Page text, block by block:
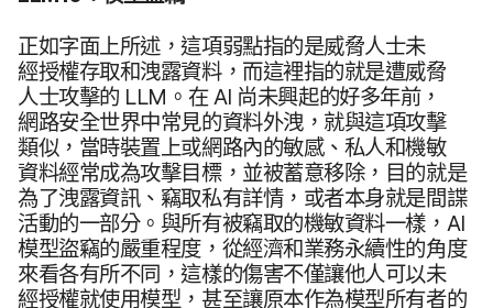
正如​字面​上​所述，​這​項​弱點指​的​是​威脅​人士​未​
經授權​存取​和​洩露​資料，​而​這​裡​指​的​就是​遭威脅​
人士​攻擊​的 LLM 。​在AI 尚未​興起​的​好多​年前，​
網路​安全​世界​中​常見​的​資料​外洩，​就​與​這​項​攻擊​
類似，​當時​裝置​上​或​網路​內​的​敏感、​私人​和​機敏​
資料​經常​成為​攻擊​目標，​並​被​蓄意​移除，​目的​就是​
為了​洩露​資訊、​竊取​私​有​詳情，​或​者​本身就是​間諜​
活動​的​一​部分。​與​所有​被​竊取​的​機敏​資料​一樣， AI
模型​盜竊​的​嚴重​程度，​從​經濟​和​業務​永續性​的​角度​
來​看​各​有​所​不同，​這樣​的​傷害​不​僅​讓​他​人​可以​未​
經授權​就​使用​模型，​甚至​讓​原本作​為​模型​所有​者​的​